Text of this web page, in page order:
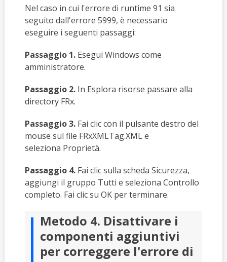
Nel caso in cui l'errore di runtime 91 sia
seguito dall'errore 5999, è necessario
eseguire i seguenti passaggi:
Passaggio 1.Esegui Windows come
amministratore.
Passaggio 2.In Esplora risorse passare alla
directory FRx.
Passaggio 3.Fai clic con il pulsante destro del
mouse sul file FRxXMLTag.XML e
seleziona Proprietà.
Passaggio 4.Fai clic sulla scheda Sicurezza,
aggiungi il gruppo Tutti e seleziona Controllo
completo. Fai clic su OK per terminare.
Metodo 4. Disattivare i
componenti aggiuntivi
per correggere l'errore di